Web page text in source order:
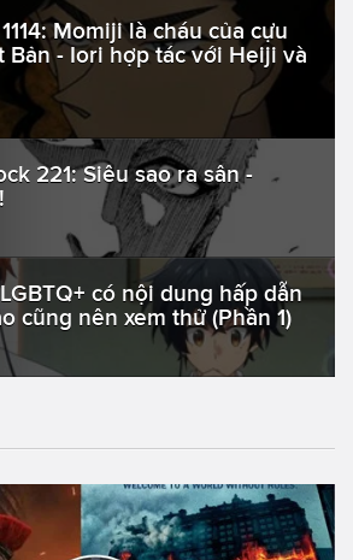
Momiji là cháu của cựu
Bản - Iori hợp tác với Heiji và
221: Siêu sao ra sân -
có nội dung hấp dẫn
cũng nên xem thử (Phần 1)